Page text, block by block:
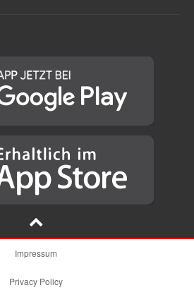
Impressum
Privacy Policy